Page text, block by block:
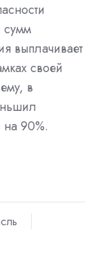
сумм
выплачивает
своей
в
90%.